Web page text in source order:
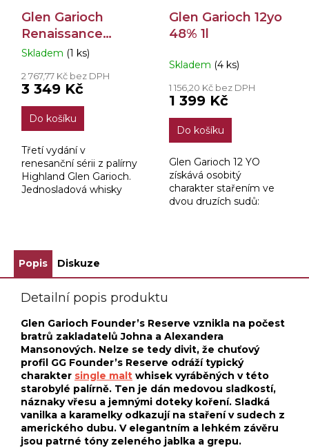
Glen Garioch
Renaissance
Chapter 3 50,8%
Průměrné
produktu
je
4,0
5
hvězdiček.
Skladem (1 ks)
2 767,77 Kč bez DPH
3 349 Kč
Do košíku
Třetí vydání v
renesanční sérii z palírny
Highland Glen Garioch.
Jednosladová whisky
Glen Garioch 12yo
48% 1l
Skladem (4 ks)
1 156,20 Kč bez DPH
1 399 Kč
Do košíku
Glen Garioch 12 YO
získává osobitý
charakter stařením ve
dvou druzích sudů:
Popis Diskuze
Detailní popis produktu
Glen Garioch Founder’s Reserve vznikla na počest
bratrů zakladatelů Johna a Alexandera
Mansonových. Nelze se tedy divit, že chuťový
profil GG Founder’s Reserve odráží typický
charakter single malt whisek vyráběných v této
starobylé palírně. Ten je dán medovou sladkostí,
náznaky vřesu a jemnými doteky koření. Sladká
vanilka a karamelky odkazují na staření v sudech z
amerického dubu. V elegantním a lehkém závěru
jsou patrné tóny zeleného jablka a grepu.